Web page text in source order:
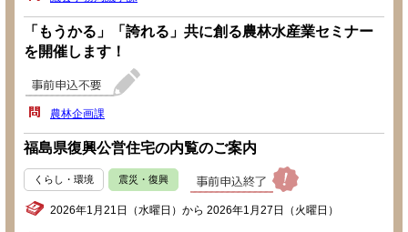
「もうかる」「誇れる」共に創る農林水産業セミナー
を開催します！
農林企画課
福島県復興公営住宅の内覧のご案内
くらし・環境 震災・復興
2026年1月21日（水曜日）から 2026年1月27日（火曜日）